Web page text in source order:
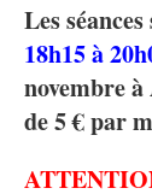
Les
18h15 à
novembre
de 5 € par